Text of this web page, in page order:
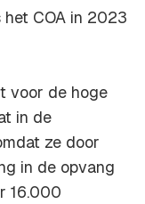
COA in 2023
voor de hoge
in de
ze door
in de opvang
16.000